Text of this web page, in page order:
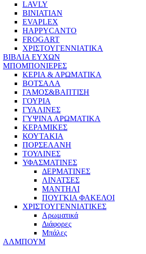
LAVLY
BINIATIAN
EVAPLEX
HAPPYCANTO
FROGART
ΧΡΙΣΤΟΥΓΕΝΝΙΑΤΙΚΑ
ΒΙΒΛΙΑ ΕΥΧΩΝ
ΜΠΟΜΠΟΝΙΕΡΕΣ
ΚΕΡΙΑ & ΑΡΩΜΑΤΙΚΑ
ΒΟΤΣΑΛΑ
ΓΑΜΟΣ&ΒΑΠΤΙΣΗ
ΓΟΥΡΙΑ
ΓΥΑΛΙΝΕΣ
ΓΥΨΙΝΑ ΑΡΩΜΑΤΙΚΑ
ΚΕΡΑΜΙΚΕΣ
ΚΟΥΤΑΚΙΑ
ΠΟΡΣΕΛΑΝΗ
ΤΟΥΛΙΝΕΣ
ΥΦΑΣΜΑΤΙΝΕΣ
ΔΕΡΜΑΤΙΝΕΣ
ΛΙΝΑΤΣΕΣ
ΜΑΝΤΗΛΙ
ΠΟΥΓΚΙΑ ΦΑΚΕΛΟΙ
ΧΡΙΣΤΟΥΓΕΝΝΙΑΤΙΚΕΣ
Αρωματικά
Διάφορες
Μπάλες
ΑΛΜΠΟΥΜ